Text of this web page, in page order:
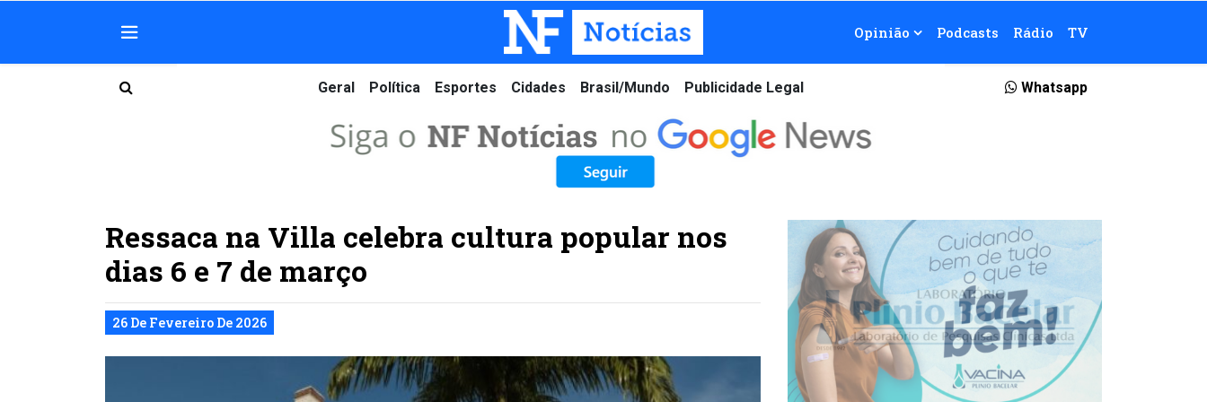
Opinião Podcasts Rádio TV
Geral Política Esportes Cidades Brasil/Mundo Publicidade Legal Whatsapp
Ressaca na Villa celebra cultura popular nos
dias 6 e 7 de março
26 De Fevereiro De 2026